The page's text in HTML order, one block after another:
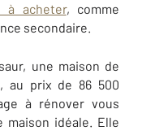
à acheter, comme
secondaire.
, une maison de
au prix de 86 500
à rénover vous
idéale. Elle